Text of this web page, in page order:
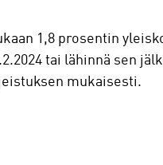
1,8 prosentin
tai lähinnä sen
mukaisesti.